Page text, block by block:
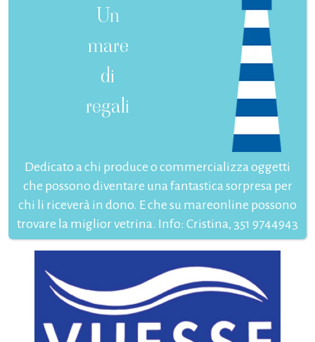
Un
mare
di
regali
Dedicato a chi produce o commercializza oggetti
che possono diventare una fantastica sorpresa per
chi li riceverà in dono. E che su mareonline possono
trovare la miglior vetrina. Info: Cristina, 351 9744943